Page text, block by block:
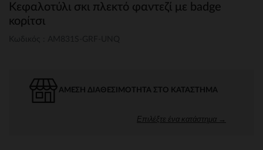
Κεφαλοτύλι σκι πλεκτό φαντεζί με badge
κορίτσι
ΆΜΕΣΗ ΔΙΑΘΕΣΙΜΌΤΗΤΑ ΣΤΟ ΚΑΤΆΣΤΗΜΑ
Επιλέξτε ένα κατάστημα →